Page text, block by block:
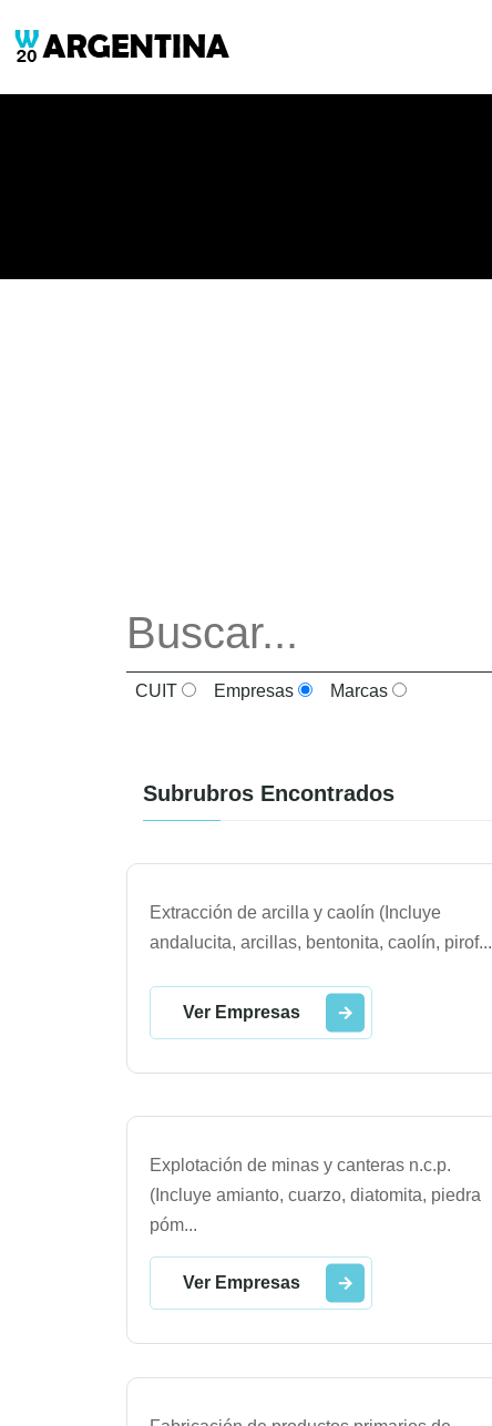
CUIT Empresas Marcas
Subrubros Encontrados
Extracción de arcilla y caolín (Incluye
andalucita, arcillas, bentonita, caolín, pirof...
Ver Empresas
Explotación de minas y canteras n.c.p.
(Incluye amianto, cuarzo, diatomita, piedra
póm...
Ver Empresas